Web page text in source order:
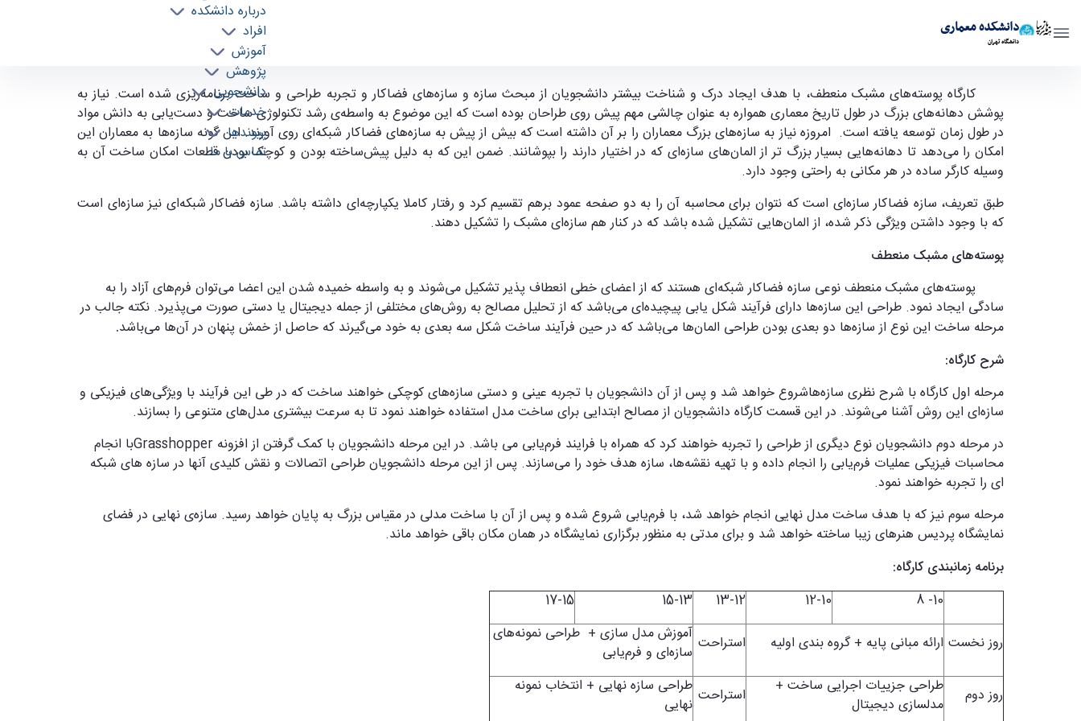
دانشکده معماری
دانشگاه تهران
درباره دانشکده
افراد
آموزش
پژوهش
دانشجویی
خدمات
پیوندها
تماس با ما
کارگاه پوسته‌های مشبک منعطف - دانشکده معماری arch
کارگاه پوسته‌های مشبک منعطف، با هدف ایجاد درک و شناخت بیشتر دانشجویان از مبحث سازه و سازه‌های فضاکار و تجربه طراحی و ساخت برنامه‌ریزی شده است. نیاز به
پوشش دهانه‌های بزرگ در طول تاریخ معماری همواره به عنوان چالشی مهم پیش روی طراحان بوده است که این موضوع به واسطه‌ی رشد تکنولوژی ساخت و دست‌یابی به دانش مواد
در طول زمان توسعه یافته است. امروزه نیاز به سازه‌های بزرگ معماران را بر آن داشته است که بیش از پیش به سازه‌های فضاکار شبکه‌ای روی آورند. این گونه سازه‌ها به معماران این
امکان را می‌دهد تا دهانه‌هایی بسیار بزرگ‌ تر از المان‌های سازه‌ای که در اختیار دارند را بپوشانند. ضمن این که به دلیل پیش‌ساخته بودن و کوچک بودن قطعات امکان ساخت آن به
وسیله کارگر ساده در هر مکانی به راحتی وجود دارد.
طبق تعریف، سازه فضاکار سازه‌ای است که نتوان برای محاسبه آن را به دو صفحه عمود برهم تقسیم کرد و رفتار کاملا یکپارچه‌ای داشته باشد. سازه فضاکار شبکه‌ای نیز سازه‌ای است
که با وجود داشتن ویژگی ذکر شده، از المان‌هایی تشکیل شده باشد که در کنار هم سازه‌ای مشبک را تشکیل دهند.
پوسته‌های مشبک منعطف
پوسته‌های مشبک منعطف نوعی سازه فضاکار شبکه‌ای هستند که از اعضای خطی انعطاف پذیر تشکیل می‌شوند و به واسطه خمیده شدن این اعضا می‌توان فرم‌های آزاد را به
سادگی ایجاد نمود. طراحی این سازه‌ها دارای فرآیند شکل یابی پیچیده‌ای می‌باشد که از تحلیل مصالح به روش‌های مختلفی از جمله دیجیتال یا دستی صورت می‌پذیرد. نکته جالب در
مرحله ساخت این نوع از سازه‌ها دو بعدی بودن طراحی المان‌ها می‌باشد که در حین فرآیند ساخت شکل سه بعدی به خود می‌گیرند که حاصل از خمش پنهان در آن‌ها می‌باشد.
شرح کارگاه:
مرحله اول کارگاه با شرح نظری سازه‌هاشروع خواهد شد و پس از آن دانشجویان با تجربه عینی و دستی سازه‌های کوچکی خواهند ساخت که در طی این فرآیند با ویژگی‌های فیزیکی و
سازه‌ای این روش آشنا می‌شوند. در این قسمت کارگاه دانشجویان از مصالح ابتدایی برای ساخت مدل استفاده خواهند نمود تا به سرعت بیشتری مدل‌های متنوعی را بسازند.
در مرحله دوم دانشجویان نوع دیگری از طراحی را تجربه خواهند کرد که همراه با فرایند فرم‌یابی می باشد. در این مرحله دانشجویان با کمک گرفتن از افزونه Grasshopperبا انجام
محاسبات فیزیکی عملیات فرم‌یابی را انجام داده و با تهیه نقشه‌ها، سازه هدف خود را می‌سازند. پس از این مرحله دانشجویان طراحی اتصالات و نقش کلیدی آنها در سازه های شبکه
ای را تجربه خواهند نمود.
مرحله سوم نیز که با هدف ساخت مدل نهایی انجام خواهد شد، با فرم‌یابی شروع شده و پس از آن با ساخت مدلی در مقیاس بزرگ به پایان خواهد رسید. سازه‌ی نهایی در فضای
نمایشگاه پردیس هنرهای زیبا ساخته خواهد شد و برای مدتی به منظور برگزاری نمایشگاه در همان مکان باقی خواهد ماند.
برنامه زمانبندی کارگاه:
10- 8
12-10
13-12
15-13
17-15
روز نخست ارائه مبانی پایه + گروه بندی اولیه استراحت آموزش مدل سازی + طراحی نمونه‌های
سازه‌ای و فرم‌یابی
روز دوم
طراحی جزییات اجرایی ساخت +
مدلسازی دیجیتال
استراحت طراحی سازه نهایی + انتخاب نمونه
نهایی